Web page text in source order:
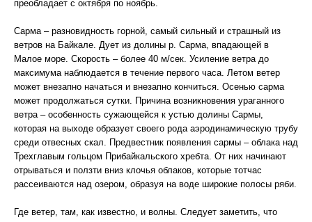
преобладает с октября по ноябрь.
Сарма – разновидность горной, самый сильный и страшный из
ветров на Байкале. Дует из долины р. Сарма, впадающей в
Малое море. Скорость – более 40 м/сек. Усиление ветра до
максимума наблюдается в течение первого часа. Летом ветер
может внезапно начаться и внезапно кончиться. Осенью сарма
может продолжаться сутки. Причина возникновения ураганного
ветра – особенность сужающейся к устью долины Сармы,
которая на выходе образует своего рода аэродинамическую трубу
среди отвесных скал. Предвестник появления сармы – облака над
Трехглавым гольцом Прибайкальского хребта. От них начинают
отрываться и ползти вниз клочья облаков, которые тотчас
рассеиваются над озером, образуя на воде широкие полосы ряби.
Где ветер, там, как известно, и волны. Следует заметить, что